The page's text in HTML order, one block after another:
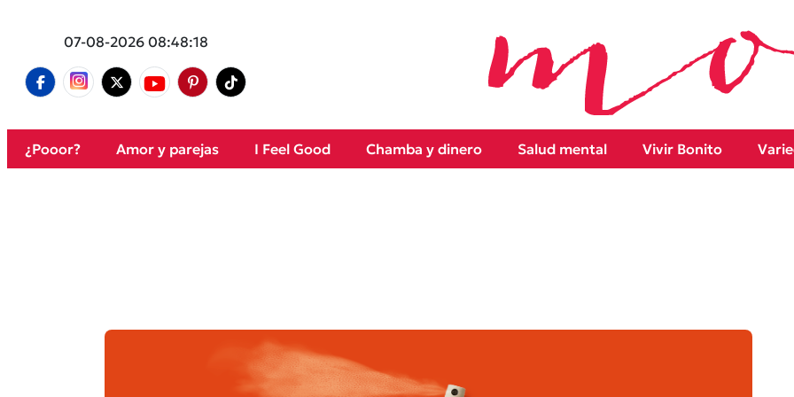
07-08-2026 08:48:18
¿Pooor? Amor y parejas I Feel Good Chamba y dinero Salud mental Vivir Bonito